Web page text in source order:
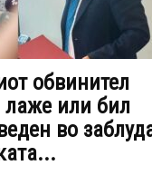
обвинител
лаже или бил
во